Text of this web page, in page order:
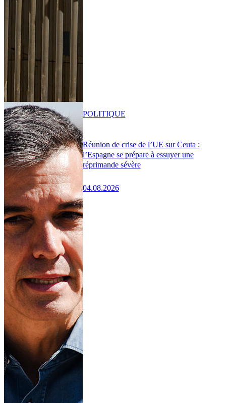
Réunion de crise de l’UE sur Ceuta :
l’Espagne se prépare à essuyer une
réprimande sévère
04.08.2026
POLITIQUE